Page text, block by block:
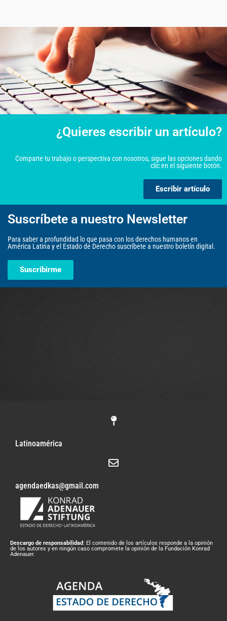
¿Quieres escribir un artículo?
Comparte tu trabajo o perspectiva con nosotros, sigue las opciones dando
clic en el siguiente botón.
Escribir artículo
Suscríbete a nuestro Newsletter
Para saber a profundidad lo que pasa con los derechos humanos en
América Latina y el Estado de Derecho suscríbete a nuestro boletín digital.
Suscribirme
Latinoamérica
agendaedkas@gmail.com
Descargo de responsabilidad: El contenido de los artículos responde a la opinión
de los autores y en ningún caso compromete la opinión de la Fundación Konrad
Adenauer.